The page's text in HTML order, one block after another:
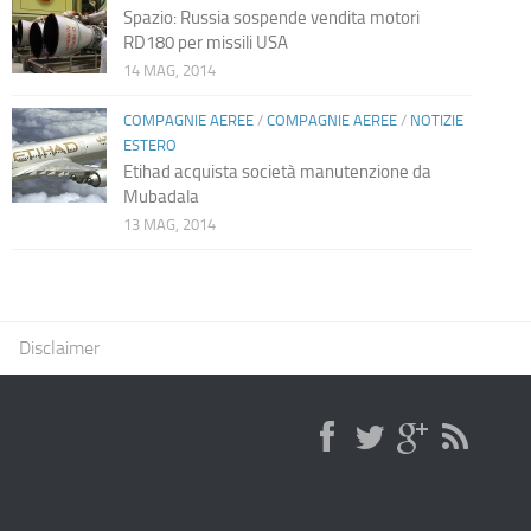
Spazio: Russia sospende vendita motori
RD180 per missili USA
14 MAG, 2014
COMPAGNIE AEREE/ COMPAGNIE AEREE/ NOTIZIE
ESTERO
Etihad acquista società manutenzione da
Mubadala
13 MAG, 2014
Disclaimer